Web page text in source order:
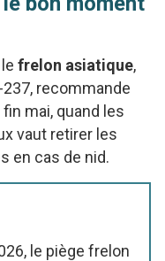
frelon asiatique,
recommande
mai, quand les
vaut retirer les
en cas de nid.
le piège frelon